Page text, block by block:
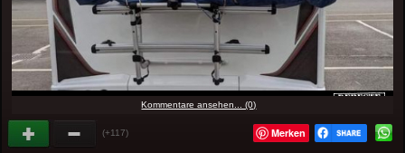
Kommentare ansehen... (0)
(+117) Merken